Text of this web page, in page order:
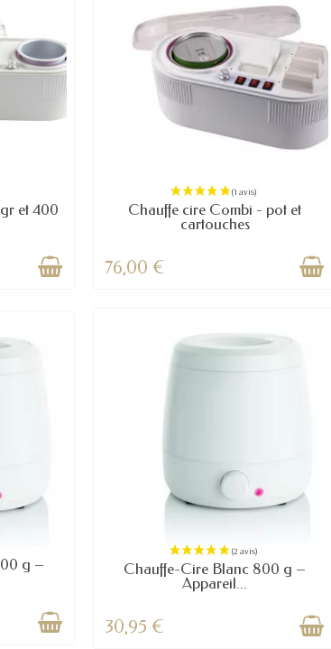
et 400
Chauffe cire Combi - pot et
cartouches
76,00 €
g –
Chauffe-Cire Blanc 800 g –
Appareil...
30,95 €